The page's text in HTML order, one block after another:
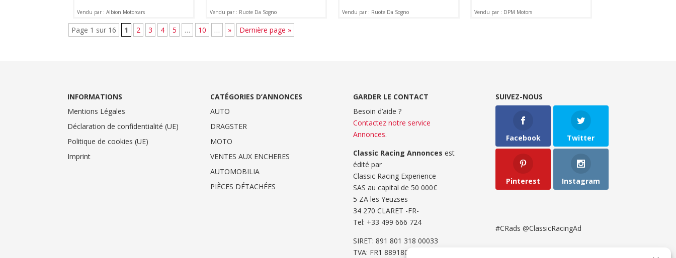
Vendu par : Albion Motorcars Vendu par : Ruote Da Sogno Vendu par : Ruote Da Sogno Vendu par : DPM Motors
Page 1 sur 16 1 2 3 4 5 … 10 … » Dernière page »
INFORMATIONS
Mentions Légales
Déclaration de confidentialité (UE)
Politique de cookies (UE)
Imprint
CATÉGORIES D’ANNONCES
AUTO
DRAGSTER
MOTO
VENTES AUX ENCHERES
AUTOMOBILIA
PIÈCES DÉTACHÉES
GARDER LE CONTACT
Besoin d’aide ?
Contactez notre service
Annonces.
Classic Racing Annonces est
édité par
Classic Racing Experience
SAS au capital de 50 000€
5 ZA les Yeuzses
34 270 CLARET -FR-
Tel: ‭+33 499 666 724‬
SIRET: 891 801 318 00033
TVA: FR1 8891801318
SUIVEZ-NOUS
Facebook Twitter
Pinterest Instagram
#CRads @ClassicRacingAd